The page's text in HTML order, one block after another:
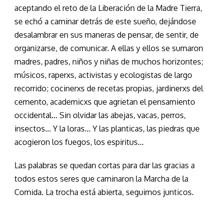
aceptando el reto de la Liberación de la Madre Tierra,
se echó a caminar detrás de este sueño, dejándose
desalambrar en sus maneras de pensar, de sentir, de
organizarse, de comunicar. A ellas y ellos se sumaron
madres, padres, niños y niñas de muchos horizontes;
músicos, raperxs, activistas y ecologistas de largo
recorrido; cocinerxs de recetas propias, jardinerxs del
cemento, academicxs que agrietan el pensamiento
occidental… Sin olvidar las abejas, vacas, perros,
insectos… Y la loras… Y las planticas, las piedras que
acogieron los fuegos, los espiritus…
Las palabras se quedan cortas para dar las gracias a
todos estos seres que caminaron la Marcha de la
Comida. La trocha está abierta, seguimos junticos.